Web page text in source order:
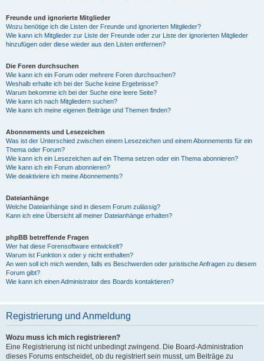
Freunde und ignorierte Mitglieder
Wozu benötige ich die Listen der Freunde und ignorierten Mitglieder?
Wie kann ich Mitglieder zur Liste der Freunde oder zur Liste der ignorierten Mitglieder
hinzufügen oder diese wieder aus den Listen entfernen?
Die Foren durchsuchen
Wie kann ich ein Forum oder mehrere Foren durchsuchen?
Weshalb erhalte ich bei der Suche keine Ergebnisse?
Warum bekomme ich bei der Suche eine leere Seite?
Wie kann ich nach Mitgliedern suchen?
Wie kann ich meine eigenen Beiträge und Themen finden?
Abonnements und Lesezeichen
Was ist der Unterschied zwischen einem Lesezeichen und einem Abonnements für ein
Thema oder Forum?
Wie kann ich ein Lesezeichen auf ein Thema setzen oder ein Thema abonnieren?
Wie kann ich ein Forum abonnieren?
Wie deaktiviere ich meine Abonnements?
Dateianhänge
Welche Dateianhänge sind in diesem Forum zulässig?
Kann ich eine Übersicht all meiner Dateianhänge erhalten?
phpBB betreffende Fragen
Wer hat diese Forensoftware entwickelt?
Warum ist Funktion x oder y nicht enthalten?
An wen soll ich mich wenden, falls es Beschwerden oder juristische Anfragen zu diesem
Forum gibt?
Wie kann ich einen Administrator des Boards kontaktieren?
Registrierung und Anmeldung
Wozu muss ich mich registrieren?
Eine Registrierung ist nicht unbedingt zwingend. Die Board-Administration
dieses Forums entscheidet, ob du registriert sein musst, um Beiträge zu